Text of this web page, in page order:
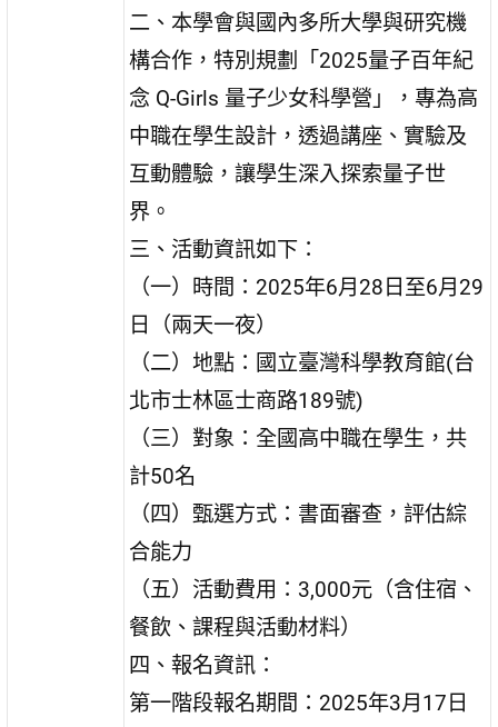
二、本學會與國內多所大學與研究機
構合作，特別規劃「2025量子百年紀
念 Q-Girls 量子少女科學營」，專為高
中職在學生設計，透過講座、實驗及
互動體驗，讓學生深入探索量子世
界。
三、活動資訊如下：
（一）時間：2025年6月28日至6月29
日（兩天一夜）
（二）地點：國立臺灣科學教育館(台
北市士林區士商路189號)
（三）對象：全國高中職在學生，共
計50名
（四）甄選方式：書面審查，評估綜
合能力
（五）活動費用：3,000元（含住宿、
餐飲、課程與活動材料）
四、報名資訊：
第一階段報名期間：2025年3月17日